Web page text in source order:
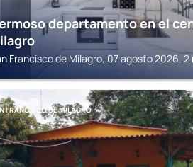
departamento en el
Francisco de Milagro, 07 agosto 2026, 2
FRANCISCO DE MILAGRO